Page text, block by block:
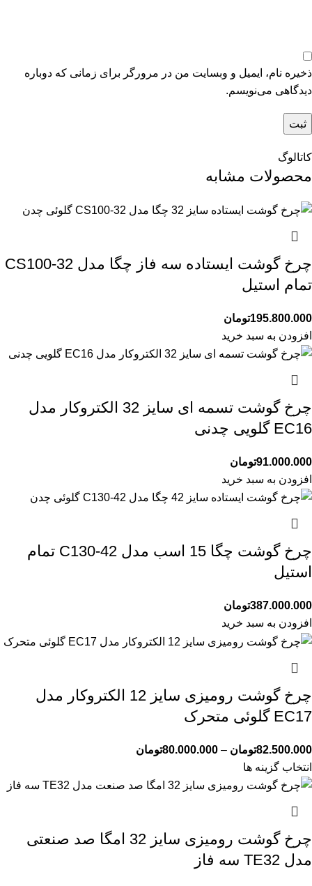
ذخیره نام، ایمیل و وبسایت من در مرورگر برای زمانی که دوباره
دیدگاهی می‌نویسم.
کاتالوگ
محصولات مشابه
چرخ گوشت ایستاده سه فاز چگا مدل CS100-32
تمام استیل
195.800.000تومان
افزودن به سبد خرید
چرخ گوشت تسمه ای سایز 32 الکتروکار مدل
EC16 گلویی چدنی
91.000.000تومان
افزودن به سبد خرید
چرخ گوشت چگا 15 اسب مدل C130-42 تمام
استیل
387.000.000تومان
افزودن به سبد خرید
چرخ گوشت رومیزی سایز 12 الکتروکار مدل
EC17 گلوئی متحرک
82.500.000تومان –
80.000.000تومان
انتخاب گزینه ها
چرخ گوشت رومیزی سایز 32 امگا صد صنعتی
مدل TE32 سه فاز